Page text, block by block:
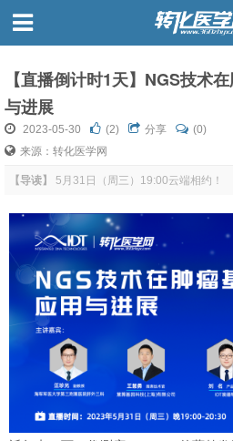
【直播倒计时1天】NGS技术
与进展
2023-05-30 (2) 分享
(0)
来源：转化医学网
【导读】 5月31日（周三）19:00云端相约！